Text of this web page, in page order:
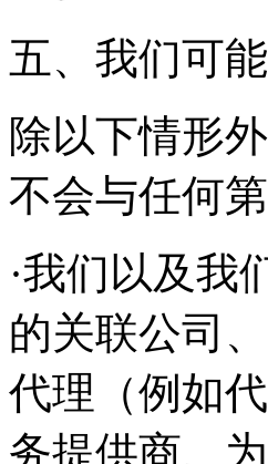
五、我们可
除以下情形
不会与任何
·我们以及我
的关联公司
代理（例如
务提供商、